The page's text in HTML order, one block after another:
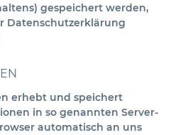
gespeichert werden,
Datenschutzerklärung
erhebt und speichert
in so genannten Server-
automatisch an uns